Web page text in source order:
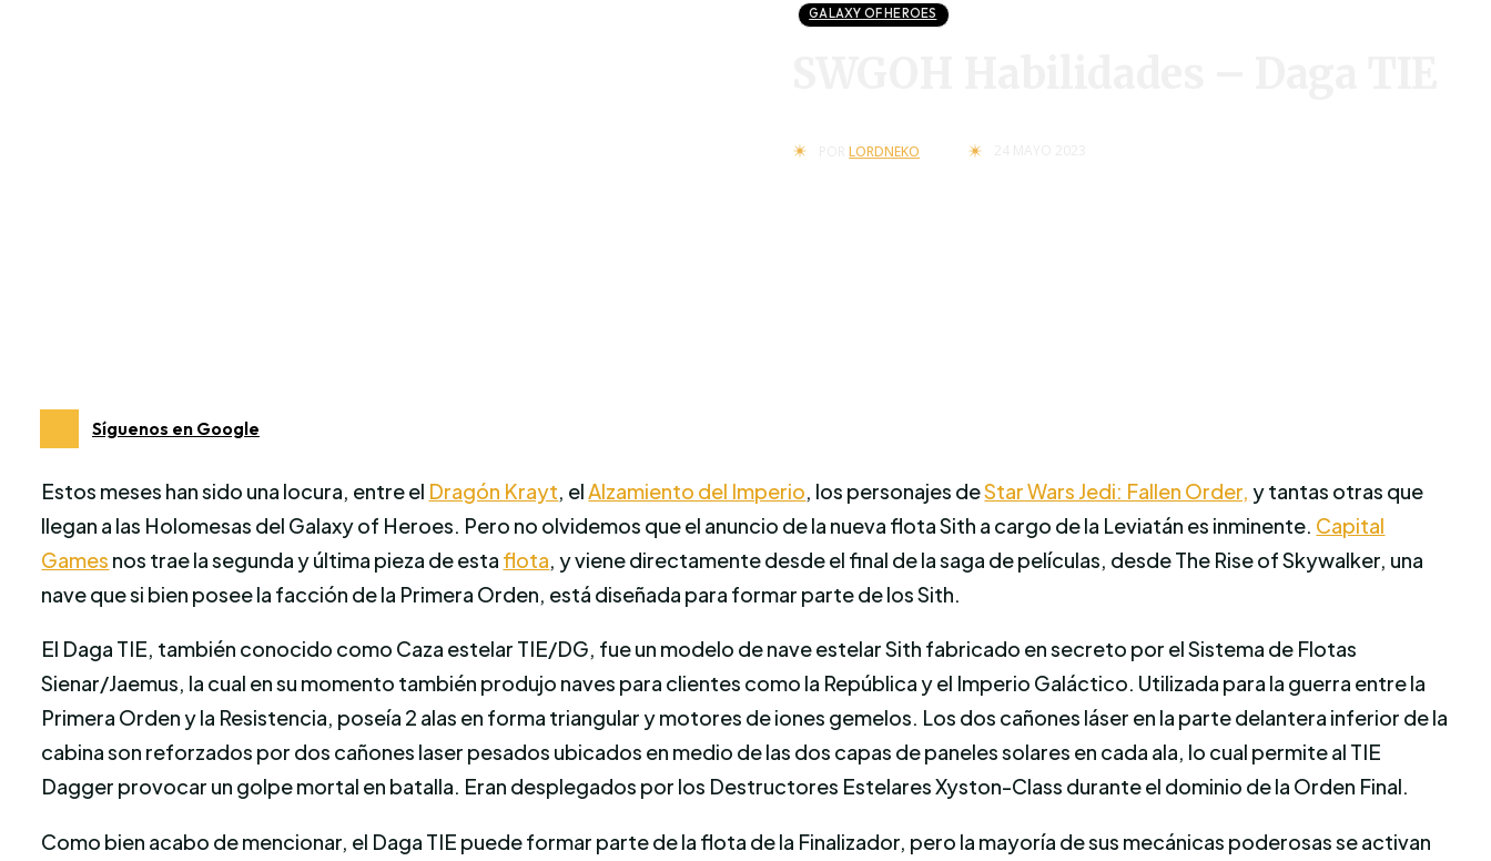
GALAXY OF HEROES
LORDNEKO
Síguenos en Google
Estos meses han sido una locura, entre el Dragón Krayt, elAlzamiento del Imperio, los personajes deStar Wars Jedi: Fallen Order, y tantas otras que
llegan a las Holomesas del Galaxy of Heroes. Pero no olvidemos que el anuncio de la nueva flota Sith a cargo de la Leviatán es inminente. Capital
Games nos trae la segunda y última pieza de esta flota, y viene directamente desde el final de la saga de películas, desde The Rise of Skywalker, una
nave que si bien posee la facción de la Primera Orden, está diseñada para formar parte de los Sith.
El Daga TIE, también conocido como Caza estelar TIE/DG, fue un modelo de nave estelar Sith fabricado en secreto por el Sistema de Flotas
Sienar/Jaemus, la cual en su momento también produjo naves para clientes como la República y el Imperio Galáctico. Utilizada para la guerra entre la
Primera Orden y la Resistencia, poseía 2 alas en forma triangular y motores de iones gemelos. Los dos cañones láser en la parte delantera inferior de la
cabina son reforzados por dos cañones laser pesados ubicados en medio de las dos capas de paneles solares en cada ala, lo cual permite al TIE
Dagger provocar un golpe mortal en batalla. Eran desplegados por los Destructores Estelares Xyston-Class durante el dominio de la Orden Final.
Como bien acabo de mencionar, el Daga TIE puede formar parte de la flota de la Finalizador, pero la mayoría de sus mecánicas poderosas se activan